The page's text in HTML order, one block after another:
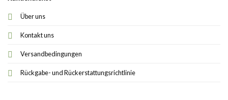
Über uns
Kontakt uns
Versandbedingungen
Rückgabe- und Rückerstattungsrichtlinie